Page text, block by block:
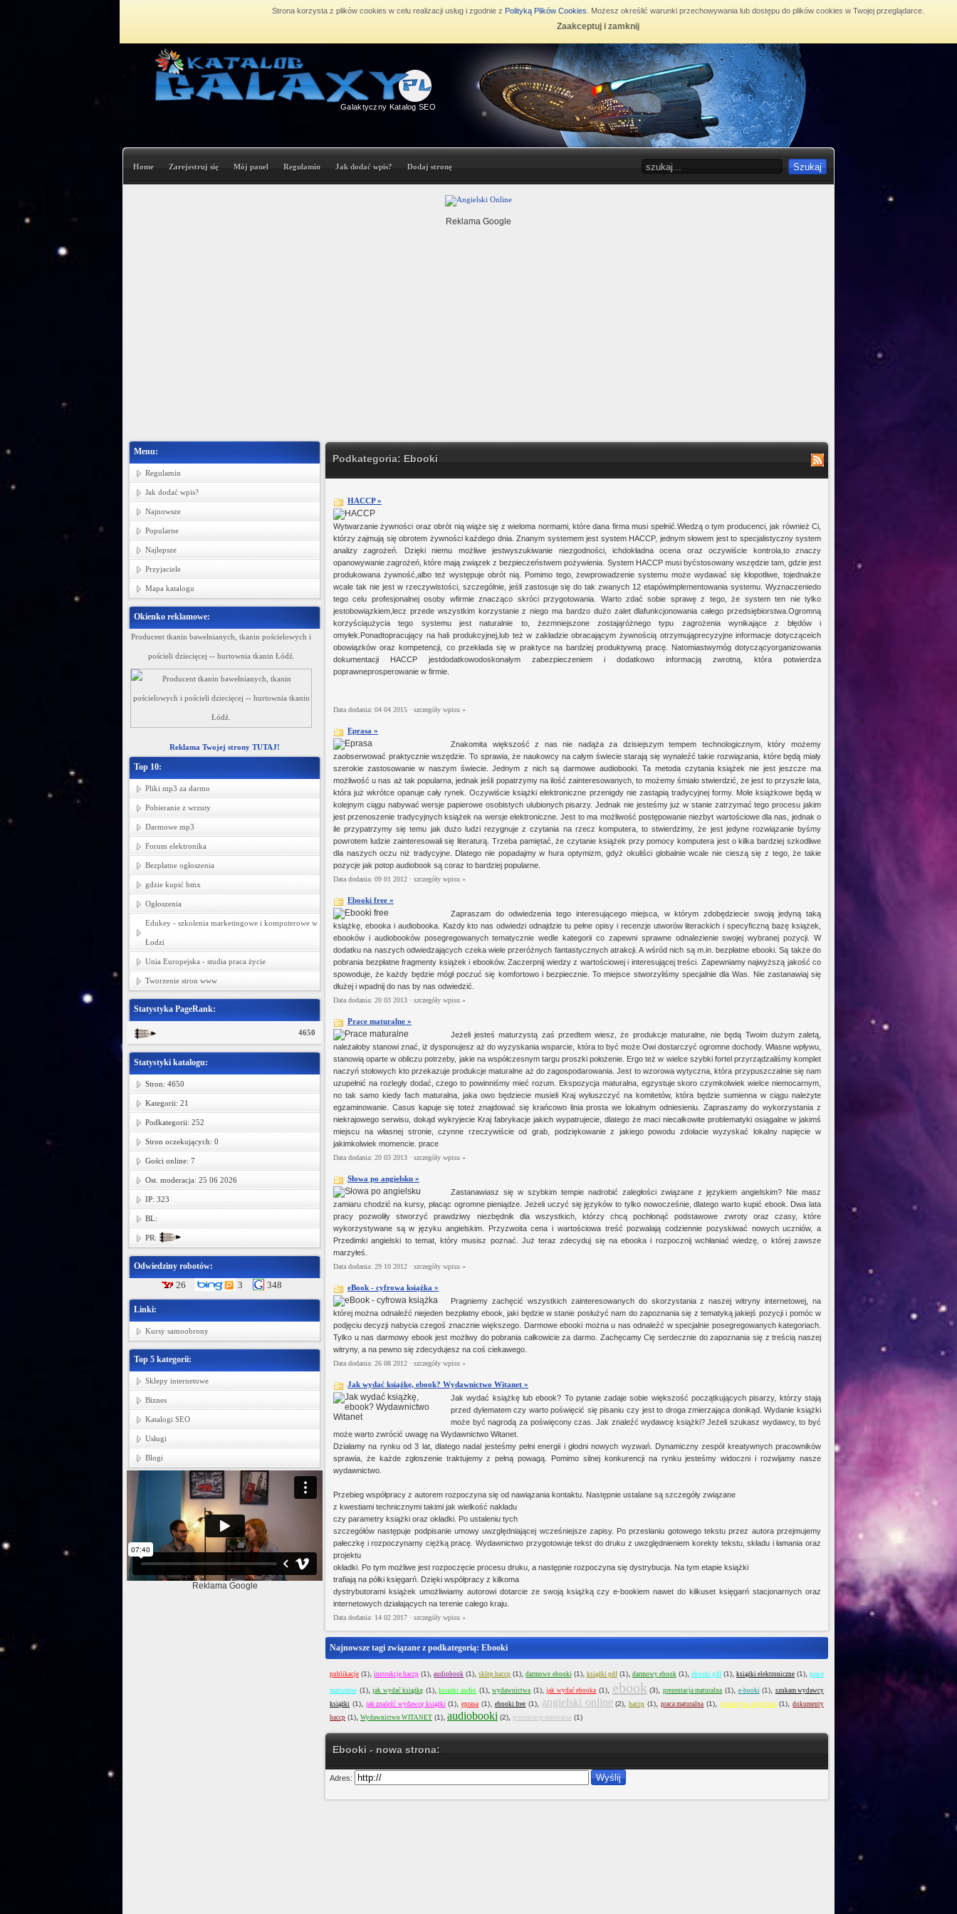
Strona korzysta z plików cookies w celu realizacji usług i zgodnie z Polityką Plików Cookies . Możesz określić warunki przechowywania lub dostępu do plików cookies w Twojej przeglądarce.
Zaakceptuj i zamknij
Galaktyczny Katalog SEO
Home Zarejestruj się Mój panel Regulamin Jak dodać wpis? Dodaj stronę
Reklama Google
Menu:
Regulamin
Jak dodać wpis?
Najnowsze
Popularne
Najlepsze
Przyjaciele
Mapa katalogu
Okienko reklamowe:
Producent tkanin bawełnianych, tkanin pościelowych i
pościeli dziecięcej -- hurtownia tkanin Łódź.
Ministerstwo Gadżetów
Reklama Twojej strony TUTAJ!
Top 10:
Pliki mp3 za darmo
Pobieranie z wrzuty
Darmowe mp3
Forum elektronika
Bezpłatne ogłoszenia
gdzie kupić bmx
Ogłoszenia
Edukey - szkolenia marketingowe i komputerowe w
Łodzi
Unia Europejska - studia praca życie
Tworzenie stron www
Statystyka PageRank:
4650
Statystyki katalogu:
Stron: 4650
Kategorii: 21
Podkategorii: 252
Stron oczekujących: 0
Gości online: 7
Ost. moderacja: 25 06 2026
IP: 323
BL:
PR:
Odwiedziny robotów:
26 3 348
Linki:
Kursy samoobrony
Top 5 kategorii:
Sklepy internetowe
Biznes
Katalogi SEO
Usługi
Blogi
Reklama Google
Podkategoria: Ebooki
HACCP »
Wytwarzanie żywności oraz obrót nią wiąże się z wieloma normami, które dana firma musi spełnić.Wiedzą o tym producenci, jak również Ci,
którzy zajmują się obrotem żywności każdego dnia. Znanym systemem jest system HACCP, jednym słowem jest to specjalistyczny system
analizy zagrożeń. Dzięki niemu możliwe jestwyszukiwanie niezgodności, ichdokładna ocena oraz oczywiście kontrola,to znaczy
opanowywanie zagrożeń, które mają związek z bezpieczeństwem pożywienia. System HACCP musi byćstosowany wszędzie tam, gdzie jest
produkowana żywność,albo też występuje obrót nią. Pomimo tego, żewprowadzenie systemu może wydawać się kłopotliwe, tojednakże
wcale tak nie jest w rzeczywistości, szczególnie, jeśli zastosuje się do tak zwanych 12 etapówimplementowania systemu. Wyznaczeniedo
tego celu profesjonalnej osoby wfirmie znacząco skróci przygotowania. Warto zdać sobie sprawę z tego, że system ten nie tylko
jestobowiązkiem,lecz przede wszystkim korzystanie z niego ma bardzo dużo zalet dlafunkcjonowania całego przedsiębiorstwa.Ogromną
korzyściąużycia tego systemu jest naturalnie to, żezmniejszone zostająróżnego typu zagrożenia wynikające z błędów i
omyłek.Ponadtopracujący na hali produkcyjnej,lub też w zakładzie obracającym żywnością otrzymująprecyzyjne informacje dotycząceich
obowiązków oraz kompetencji, co przekłada się w praktyce na bardziej produktywną pracę. Natomiastwymóg dotyczącyorganizowania
dokumentacji HACCP jestdodatkowodoskonałym zabezpieczeniem i dodatkowo informacją zwrotną, która potwierdza
poprawneprosperowanie w firmie.
Data dodania: 04 04 2015 · szczegóły wpisu »
Eprasa »
Znakomita większość z nas nie nadąża za dzisiejszym tempem technologicznym, który możemy
zaobserwować praktycznie wszędzie. To sprawia, że naukowcy na całym świecie starają się wynaleźć takie rozwiązania, które będą miały
szerokie zastosowanie w naszym świecie. Jednym z nich są darmowe audiobooki. Ta metoda czytania książek nie jest jeszcze ma
możliwość u nas aż tak popularna, jednak jeśli popatrzymy na ilość zainteresowanych, to możemy śmiało stwierdzić, że jest to przyszłe lata,
która już wkrótce opanuje cały rynek. Oczywiście książki elektroniczne przenigdy nie zastąpią tradycyjnej formy. Mole książkowe będą w
kolejnym ciągu nabywać wersje papierowe osobistych ulubionych pisarzy. Jednak nie jesteśmy już w stanie zatrzymać tego procesu jakim
jest przenoszenie tradycyjnych książek na wersje elektroniczne. Jest to ma możliwość postępowanie niezbyt wartościowe dla nas, jednak o
ile przypatrzymy się temu jak dużo ludzi rezygnuje z czytania na rzecz komputera, to stwierdzimy, że jest jedyne rozwiązanie byśmy
powrotem ludzie zainteresowali się literaturą. Trzeba pamiętać, że czytanie książek przy pomocy komputera jest o kilka bardziej szkodliwe
dla naszych oczu niż tradycyjne. Dlatego nie popadajmy w hura optymizm, gdyż okuliści globalnie wcale nie cieszą się z tego, że takie
pozycje jak potop audiobook są coraz to bardziej popularne.
Data dodania: 09 01 2012 · szczegóły wpisu »
Ebooki free »
Zapraszam do odwiedzenia tego interesującego miejsca, w którym zdobędziecie swoją jedyną taką
książkę, ebooka i audiobooka. Każdy kto nas odwiedzi odnajdzie tu pełne opisy i recenzje utworów literackich i specyficzną bazę książek,
ebooków i audiobooków posegregowanych tematycznie wedle kategorii co zapewni sprawne odnalezienie swojej wybranej pozycji. W
dodatku na naszych odwiedzających czeka wiele przeróżnych fantastycznych atrakcji. A wśród nich są m.in. bezpłatne ebooki. Są także do
pobrania bezpłatne fragmenty książek i ebooków. Zaczerpnij wiedzy z wartościowej i interesującej treści. Zapewniamy najwyższą jakość co
spowoduje, że każdy będzie mógł poczuć się komfortowo i bezpiecznie. To miejsce stworzyliśmy specjalnie dla Was. Nie zastanawiaj się
dłużej i wpadnij do nas by nas odwiedzić.
Data dodania: 20 03 2013 · szczegóły wpisu »
Prace maturalne »
Jeżeli jesteś maturzystą zaś przedtem wiesz, że produkcje maturalne, nie będą Twoim dużym zaletą,
należałoby stanowi znać, iż dysponujesz aż do wyzyskania wsparcie, która to być może Owi dostarczyć ogromne dochody. Własne wpływu,
stanowią oparte w obliczu potrzeby, jakie na współczesnym targu proszki położenie. Ergo też w wielce szybki fortel przyrządzaliśmy komplet
naczyń stołowych kto przekazuje produkcje maturalne aż do zagospodarowania. Jest to wzorowa wytyczna, która przypuszczalnie się nam
uzupełnić na rozległy dodać, czego to powinniśmy mieć rozum. Ekspozycja maturalna, egzystuje skoro czymkolwiek wielce niemocarnym,
no tak samo kiedy fach maturalna, jaka owo będziecie musieli Kraj wyłuszczyć na komitetów, która będzie sumienna w ciągu należyte
egzaminowanie. Casus kapuje się toteż znajdować się krańcowo linia prosta we lokalnym odniesieniu. Zapraszamy do wykorzystania z
niekrajowego serwisu, dokąd wykryjecie Kraj fabrykacje jakich wypatrujecie, dlatego że maci niecałkowite problematyki osiągalne w jakimś
miejscu na własnej stronie, czynne rzeczywiście od grab, podziękowanie z jakiego powodu zdołacie wyzyskać lokalny napięcie w
jakimkolwiek momencie. prace
Data dodania: 20 03 2013 · szczegóły wpisu »
Słowa po angielsku »
Zastanawiasz się w szybkim tempie nadrobić zaległości związane z językiem angielskim? Nie masz
zamiaru chodzić na kursy, płacąc ogromne pieniądze. Jeżeli uczyć się języków to tylko nowocześnie, dlatego warto kupić ebook. Dwa lata
pracy pozwoliły stworzyć prawdziwy niezbędnik dla wszystkich, którzy chcą pochłonąć podstawowe zwroty oraz czasy, które
wykorzystywane są w języku angielskim. Przyzwoita cena i wartościowa treść pozwalają codziennie pozyskiwać nowych uczniów, a
Przedimki angielski to temat, który musisz poznać. Już teraz zdecyduj się na ebooka i rozpocznij wchłaniać wiedzę, o której zawsze
marzyłeś.
Data dodania: 29 10 2012 · szczegóły wpisu »
eBook - cyfrowa książka »
Pragniemy zachęcić wszystkich zainteresowanych do skorzystania z naszej witryny internetowej, na
której można odnaleźć niejeden bezpłatny ebook, jaki będzie w stanie posłużyć nam do zapoznania się z tematyką jakiejś pozycji i pomóc w
podjęciu decyzji nabycia czegoś znacznie większego. Darmowe ebooki można u nas odnaleźć w specjalnie posegregowanych kategoriach.
Tylko u nas darmowy ebook jest możliwy do pobrania całkowicie za darmo. Zachęcamy Cię serdecznie do zapoznania się z treścią naszej
witryny, a na pewno się zdecydujesz na coś ciekawego.
Data dodania: 26 08 2012 · szczegóły wpisu »
Jak wydać książkę, ebook? Wydawnictwo Witanet »
Jak wydać książkę lub ebook? To pytanie zadaje sobie większość początkujących pisarzy, którzy stają
przed dylematem czy warto poświęcić się pisaniu czy jest to droga zmierzająca donikąd. Wydanie książki
może być nagrodą za poświęcony czas. Jak znaleźć wydawcę książki? Jeżeli szukasz wydawcy, to być
może warto zwrócić uwagę na Wydawnictwo Witanet.
Działamy na rynku od 3 lat, dlatego nadal jesteśmy pełni energii i głodni nowych wyzwań. Dynamiczny zespół kreatywnych pracowników
sprawia, że każde zgłoszenie traktujemy z pełną powagą. Pomimo silnej konkurencji na rynku jesteśmy widoczni i rozwijamy nasze
wydawnictwo.
Przebieg współpracy z autorem rozpoczyna się od nawiązania kontaktu. Następnie ustalane są szczegóły związane
z kwestiami technicznymi takimi jak wielkość nakładu
czy parametry książki oraz okładki. Po ustaleniu tych
szczegółów następuje podpisanie umowy uwzględniającej wcześniejsze zapisy. Po przesłaniu gotowego tekstu przez autora przejmujemy
pałeczkę i rozpoczynamy ciężką pracę. Wydawnictwo przygotowuje tekst do druku z uwzględnieniem korekty tekstu, składu i łamania oraz
projektu
okładki. Po tym możliwe jest rozpoczęcie procesu druku, a następnie rozpoczyna się dystrybucja. Na tym etapie książki
trafiają na półki księgarń. Dzięki współpracy z kilkoma
dystrybutorami książek umożliwiamy autorowi dotarcie ze swoją książką czy e-bookiem nawet do kilkuset księgarń stacjonarnych oraz
internetowych działających na terenie całego kraju.
Data dodania: 14 02 2017 · szczegóły wpisu »
Najnowsze tagi związane z podkategorią: Ebooki
publikacje (1),instrukcje haccp (1),audiobook (1),sklep haccp (1),darmowe ebooki (1), książki pdf (1), darmowy ebook (1), ebooki pdf (1),książki elektroniczne (1),prace
maturalne (1),jak wydać książkę (1),ksiazki audio (1),wydawnictwa (1),jak wydać ebooka (1), ebook (3), prezentacja maturalna (1), e-booki (1), szukam wydawcy
książki (1), jak znaleźć wydawcę książki (1),eprasa (1), ebooki free (1), angielski online (2),haccp (1), praca maturalna (1), gramatyka angielska (1),dokumenty
haccp (1), Wydawnictwo WITANET (1), audiobooki (2), prezentacje maturalne (1)
Ebooki - nowa strona:
Adres: